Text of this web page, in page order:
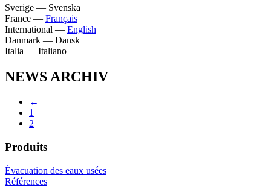
Sverige — Svenska
France — Français
International — English
Danmark — Dansk
Italia — Italiano
NEWS ARCHIV
←
1
2
Produits
Évacuation des eaux usées
Références